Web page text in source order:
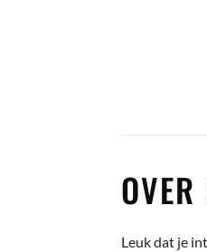
Leuk dat je